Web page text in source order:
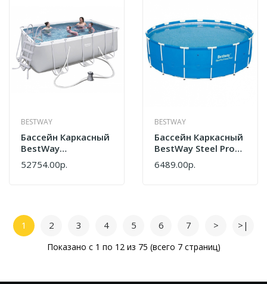
BESTWAY
Бассейн Каркасный
BestWay
Rectangular Power
Steel Frame
52754.00р.
BESTWAY
Бассейн Каркасный
BestWay Steel Pro
MAX 305*76см
56406
6489.00р.
1 2 3 4 5 6 7 > >|
Показано с 1 по 12 из 75 (всего 7 страниц)